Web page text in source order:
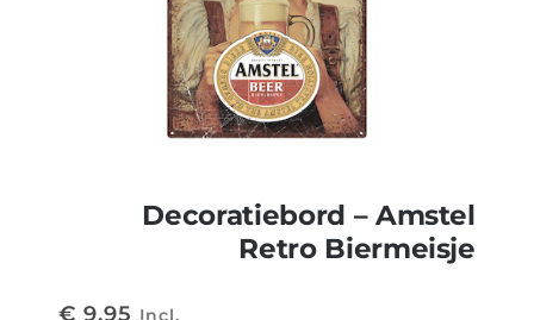
Decoratiebord – Amstel
Retro Biermeisje
€ 9,95 Incl.